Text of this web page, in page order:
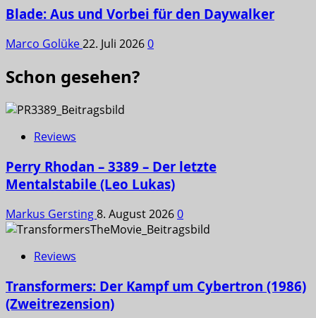
Blade: Aus und Vorbei für den Daywalker
Marco Golüke22. Juli 20260
Schon gesehen?
Reviews
Perry Rhodan – 3389 – Der letzte
Mentalstabile (Leo Lukas)
Markus Gersting8. August 20260
Reviews
Transformers: Der Kampf um Cybertron (1986)
(Zweitrezension)